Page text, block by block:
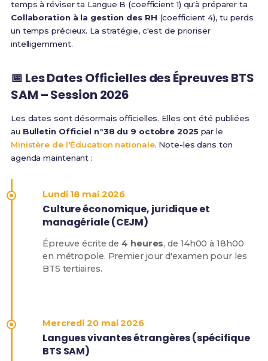
temps à réviser ta Langue B (coefficient 1) qu'à préparer ta
Collaboration à la gestion des RH (coefficient 4), tu perds
un temps précieux. La stratégie, c'est de prioriser
intelligemment.
📅 Les Dates Officielles des Épreuves BTS
SAM – Session 2026
Les dates sont désormais officielles. Elles ont été publiées
au Bulletin Officiel n°38 du 9 octobre 2025 par le
Ministère de l'Éducation nationale. Note-les dans ton
agenda maintenant :
Lundi 18 mai 2026
Culture économique, juridique et
managériale (CEJM)
Épreuve écrite de4 heures, de 14h00 à 18h00
en métropole. Premier jour d'examen pour les
BTS tertiaires.
Mercredi 20 mai 2026
Langues vivantes étrangères (spécifique
BTS SAM)